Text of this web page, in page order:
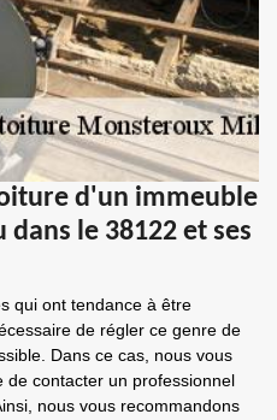
d'un immeuble
le 38122 et ses
qui ont tendance à être
de régler ce genre de
Dans ce cas, nous vous
de contacter un professionnel
nous vous recommandons